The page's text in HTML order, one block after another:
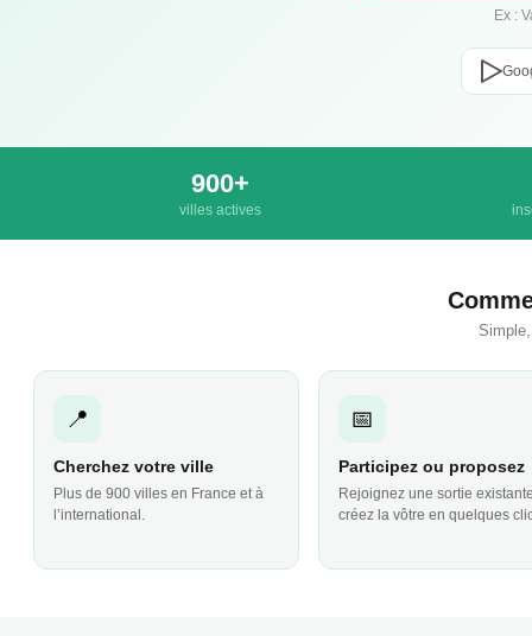
Ex :
900+
villes actives
📍
Cherchez votre ville
Plus de 900 villes en France et à
l’international.
📅
Participez ou proposez
Rejoignez une sortie
créez la vôtre en quelques